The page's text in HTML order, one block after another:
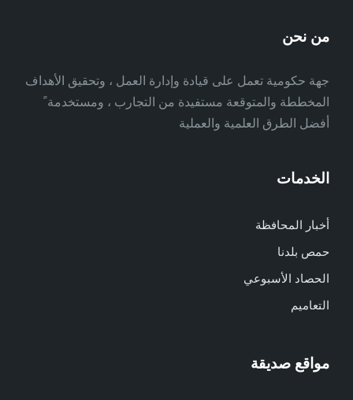
من نحن
جهة حكومية تعمل على قيادة وإدارة العمل ، وتحقيق الأهداف
المخططة والمتوقعة مستفيدة من التجارب ، ومستخدمة ً
أفضل الطرق العلمية والعملية
الخدمات
أخبار المحافظة
حمص بلدنا
الحصاد الأسبوعي
التعاميم
مواقع صديقة